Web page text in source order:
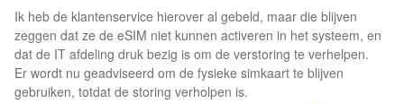
Ik heb de klantenservice hierover al gebeld, maar die blijven
zeggen dat ze de eSIM niet kunnen activeren in het systeem, en
dat de IT afdeling druk bezig is om de verstoring te verhelpen.
Er wordt nu geadviseerd om de fysieke simkaart te blijven
gebruiken, totdat de storing verholpen is.